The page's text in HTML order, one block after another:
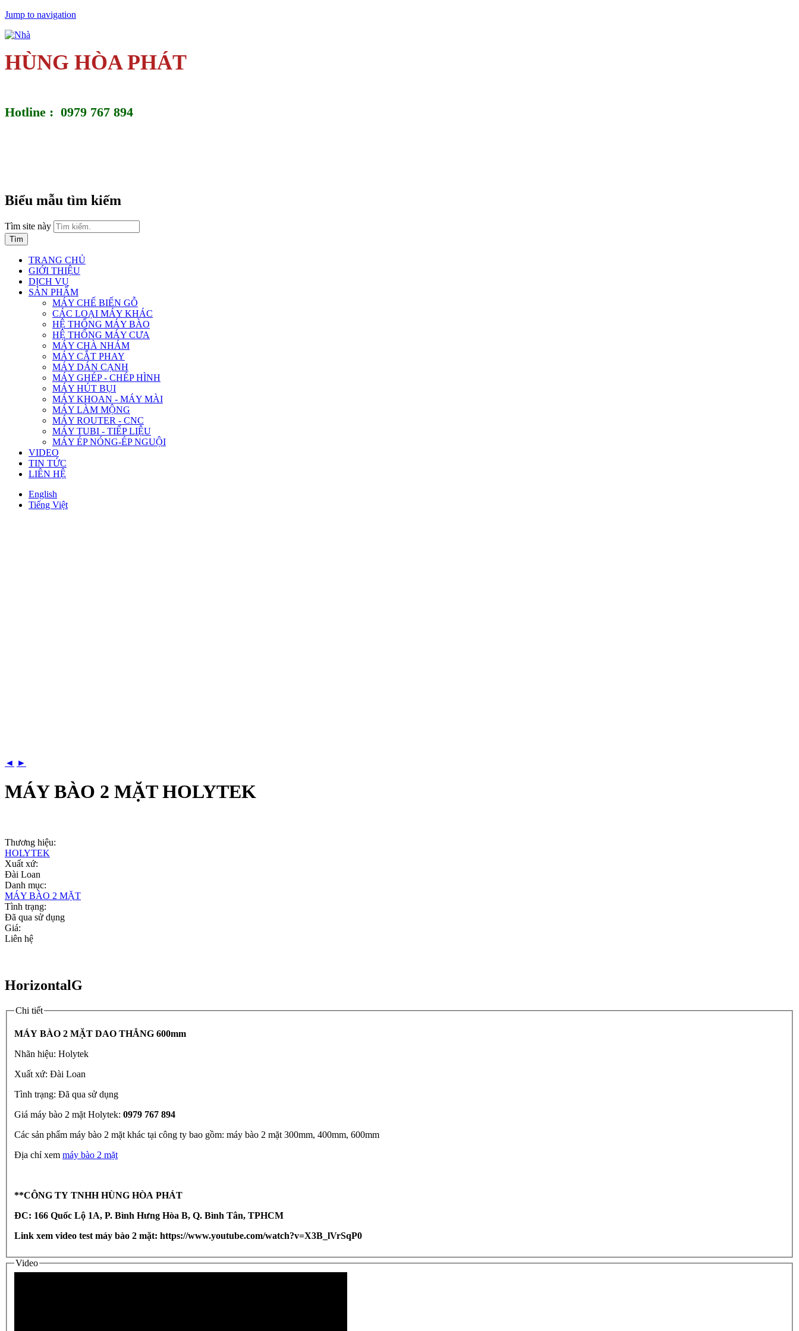
Jump to navigation
HÙNG HÒA PHÁT
Hotline : 0979 767 894
Biểu mẫu tìm kiếm
Tìm site này
TRANG CHỦ
GIỚI THIỆU
DỊCH VỤ
SẢN PHẨM
MÁY CHẾ BIẾN GỖ
CÁC LOẠI MÁY KHÁC
HỆ THỐNG MÁY BÀO
HỆ THỐNG MÁY CƯA
MÁY CHÀ NHÁM
MÁY CẮT PHAY
MÁY DÁN CẠNH
MÁY GHÉP - CHÉP HÌNH
MÁY HÚT BỤI
MÁY KHOAN - MÁY MÀI
MÁY LÀM MỘNG
MÁY ROUTER - CNC
MÁY TUBI - TIẾP LIỆU
MÁY ÉP NÓNG-ÉP NGUỘI
VIDEO
TIN TỨC
LIÊN HỆ
English
Tiếng Việt
◄ ►
MÁY BÀO 2 MẶT HOLYTEK
Thương hiệu:
HOLYTEK
Xuất xứ:
Đài Loan
Danh mục:
MÁY BÀO 2 MẶT
Tình trạng:
Đã qua sử dụng
Giá:
Liên hệ
HorizontalG
Chi tiết
MÁY BÀO 2 MẶT DAO THẲNG 600mm
Nhãn hiệu: Holytek
Xuất xứ: Đài Loan
Tình trạng: Đã qua sử dụng
Giá máy bào 2 mặt Holytek: 0979 767 894
Các sản phẩm máy bào 2 mặt khác tại công ty bao gồm: máy bào 2 mặt 300mm, 400mm, 600mm
Địa chỉ xem máy bào 2 mặt
**CÔNG TY TNHH HÙNG HÒA PHÁT
ĐC: 166 Quốc Lộ 1A, P. Bình Hưng Hòa B, Q. Bình Tân, TPHCM
Link xem video test máy bào 2 mặt: https://www.youtube.com/watch?v=X3B_lVrSqP0
Video